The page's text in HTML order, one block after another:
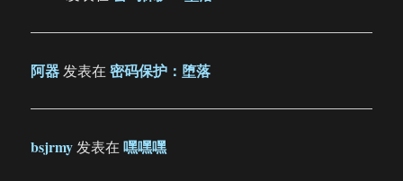
阿器发表在密码保护：堕落
bsjrmy发表在嘿嘿嘿